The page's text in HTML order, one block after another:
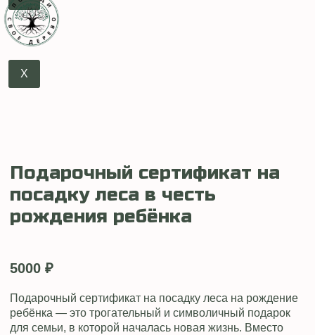
X
Подарочный сертификат на
посадку леса в честь
рождения ребёнка
5000 ₽
Подарочный сертификат на посадку леса на рождение
ребёнка — это трогательный и символичный подарок
для семьи, в которой началась новая жизнь. Вместо